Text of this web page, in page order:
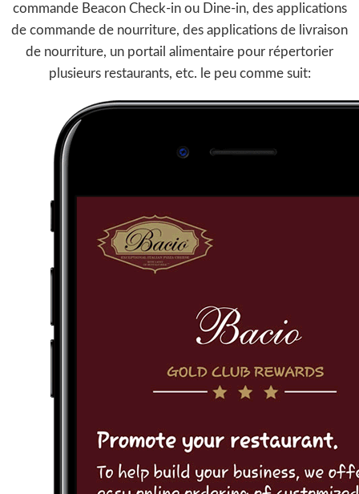
commande Beacon Check-in ou Dine-in, des applications
de commande de nourriture, des applications de livraison
de nourriture, un portail alimentaire pour répertorier
plusieurs restaurants, etc. le peu comme suit: